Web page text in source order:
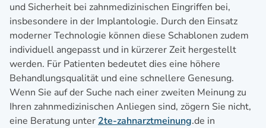
und Sicherheit bei zahnmedizinischen Eingriffen bei,
insbesondere in der Implantologie. Durch den Einsatz
moderner Technologie können diese Schablonen zudem
individuell angepasst und in kürzerer Zeit hergestellt
werden. Für Patienten bedeutet dies eine höhere
Behandlungsqualität und eine schnellere Genesung.
Wenn Sie auf der Suche nach einer zweiten Meinung zu
Ihren zahnmedizinischen Anliegen sind, zögern Sie nicht,
eine Beratung unter 2te-zahnarztmeinung.de in